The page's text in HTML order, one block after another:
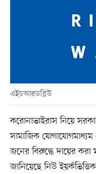
এইচআরডব্লিউ
করোনাভাইরাস নিয়ে
সামাজিক
জনের বিরুদ্ধে দায়ের করা
জানিয়েছে নিউ